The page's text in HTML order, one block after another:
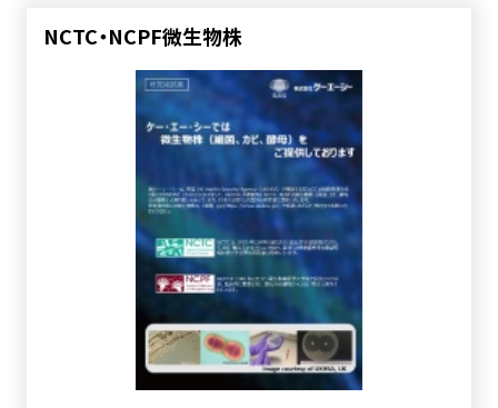
NCTC・NCPF微生物株